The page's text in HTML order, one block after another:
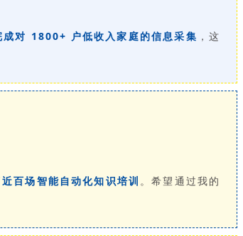
成对 1800+ 户低收入家庭的信息采集 ，这
百场智能自动化知识培训 。希望通过我的